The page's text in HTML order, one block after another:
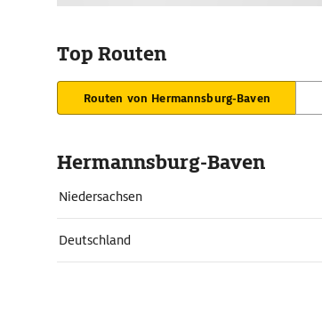
Top Routen
Routen von Hermannsburg-Baven
Hermannsburg-Baven
Niedersachsen
Deutschland